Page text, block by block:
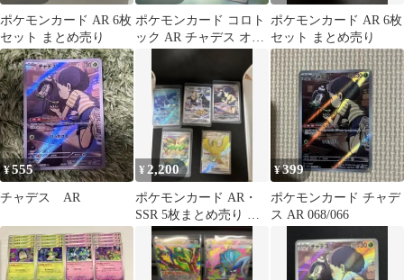
ポケモンカード AR 6枚
セット まとめ売り
ポケモンカード コロト
ック AR チャデス オー
ガポン 4枚セット
ポケモンカード AR 6枚
セット まとめ売り
¥555
チャデス AR
¥ 2,200
ポケモンカード AR・
SSR 5枚まとめ売り チ
ャデス ピジョットex
¥399
ポケモンカード チャデ
ス AR 068/066